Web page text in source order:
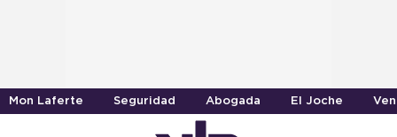
Mon Laferte Seguridad Abogada El Joche